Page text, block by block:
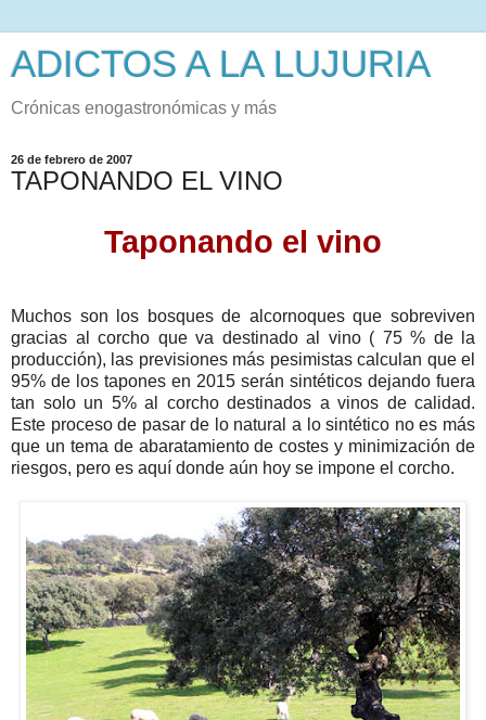
ADICTOS A LA LUJURIA
Crónicas enogastronómicas y más
26 de febrero de 2007
TAPONANDO EL VINO
Taponando el vino
Muchos son los bosques de alcornoques que sobreviven
gracias al corcho que va destinado al vino ( 75 % de la
producción), las previsiones más pesimistas calculan que el
95% de los tapones en 2015 serán sintéticos dejando fuera
tan solo un 5% al corcho destinados a vinos de calidad.
Este proceso de pasar de lo natural a lo sintético no es más
que un tema de abaratamiento de costes y minimización de
riesgos, pero es aquí donde aún hoy se impone el corcho.